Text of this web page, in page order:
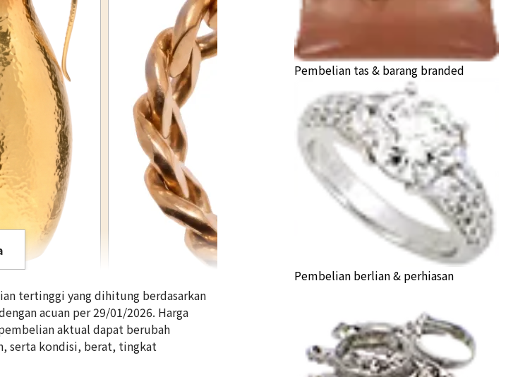
18K gold (K18) Kihei ring
tertinggi yang dihitung berdasarkan
acuan per 29/01/2026. Harga
aktual dapat berubah
serta kondisi, berat, tingkat
Pembelian tas & barang branded
Pembelian berlian & perhiasan